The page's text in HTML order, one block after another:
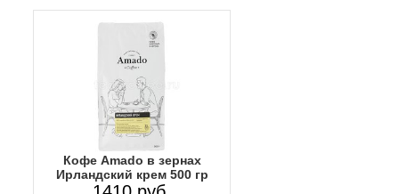
Кофе Amado в зернах
Ирландский крем 500 гр